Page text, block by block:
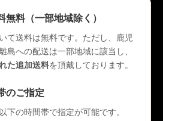
無料（一部地域除く）
て送料は無料です。ただし、鹿児
島への配送は一部地域に該当し、
た追加送料を頂戴しております。
のご指定
下の時間帯で指定が可能です。